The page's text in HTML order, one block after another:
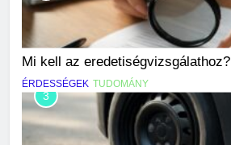
Mi kell az eredetiségvizsgálathoz?
ÉRDESSÉGEK TUDOMÁNY
3